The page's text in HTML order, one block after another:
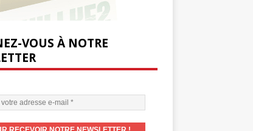
VOUS À NOTRE